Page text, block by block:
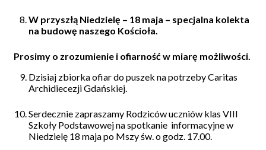
W przyszłą Niedzielę – 18 maja – specjalna kolekta
na budowę naszego Kościoła.
Prosimy o zrozumienie i ofiarność w miarę możliwości.
Dzisiaj zbiorka ofiar do puszek na potrzeby Caritas
Archidiecezji Gdańskiej.
Serdecznie zapraszamy Rodziców uczniów klas VIII
Szkoły Podstawowej naspotkanie informacyjne w
Niedzielę 18 maja po Mszy św. o godz. 17.00.